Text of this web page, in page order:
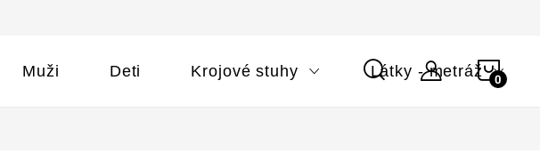
Muži Deti Krojové stuhy Látky - metráž